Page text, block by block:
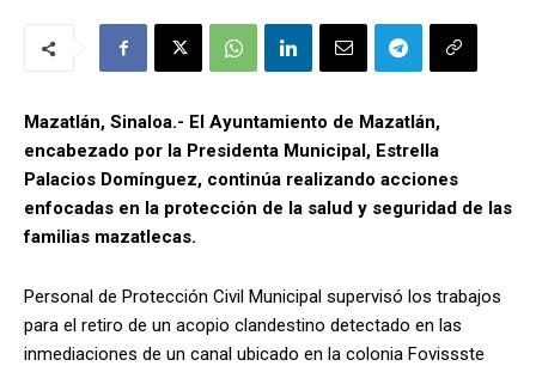
Mazatlán, Sinaloa.- El Ayuntamiento de Mazatlán,
encabezado por la Presidenta Municipal, Estrella
Palacios Domínguez, continúa realizando acciones
enfocadas en la protección de la salud y seguridad de las
familias mazatlecas.
Personal de Protección Civil Municipal supervisó los trabajos
para el retiro de un acopio clandestino detectado en las
inmediaciones de un canal ubicado en la colonia Fovissste